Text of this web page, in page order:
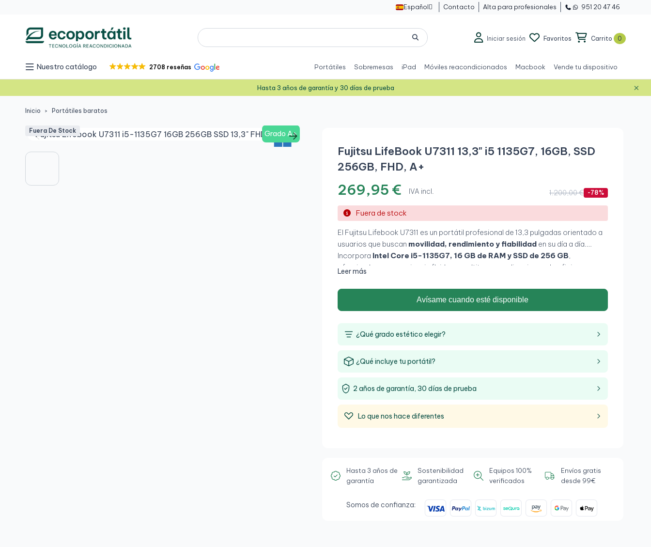
Español  Contacto Alta para profesionales 951 20 47 46
Iniciar sesión Favoritos Carrito 0
Nuestro catálogo 2708 reseñas Portátiles Sobremesas iPad Móviles reacondicionados Macbook Vende tu dispositivo
Hasta 3 años de garantía y 30 días de prueba ×
Inicio Portátiles baratos
Grado A+
Fuera De Stock
Fujitsu LifeBook U7311 13,3" i5 1135G7, 16GB, SSD
256GB, FHD, A+
269,95 € IVA incl. 1.200,00 € -78%
Fuera de stock
El Fujitsu Lifebook U7311 es un portátil profesional de 13,3 pulgadas orientado a
usuarios que buscan movilidad, rendimiento y fiabilidaden su día a día.
Incorpora Intel Core i5-1135G7, 16 GB de RAM y SSD de 256 GB,
ofreciendo una experiencia fluida en multitarea y aplicaciones de oficina,
comodidad en cualquier entorno.
Leer más
Avísame cuando esté disponible
¿Qué grado estético elegir?
¿Qué incluye tu portátil?
2 años de garantía, 30 días de prueba
Lo que nos hace diferentes
Hasta 3 años de
garantía
Sostenibilidad
garantizada
Equipos 100%
verificados
Envíos gratis
desde 99€
Somos de confianza: